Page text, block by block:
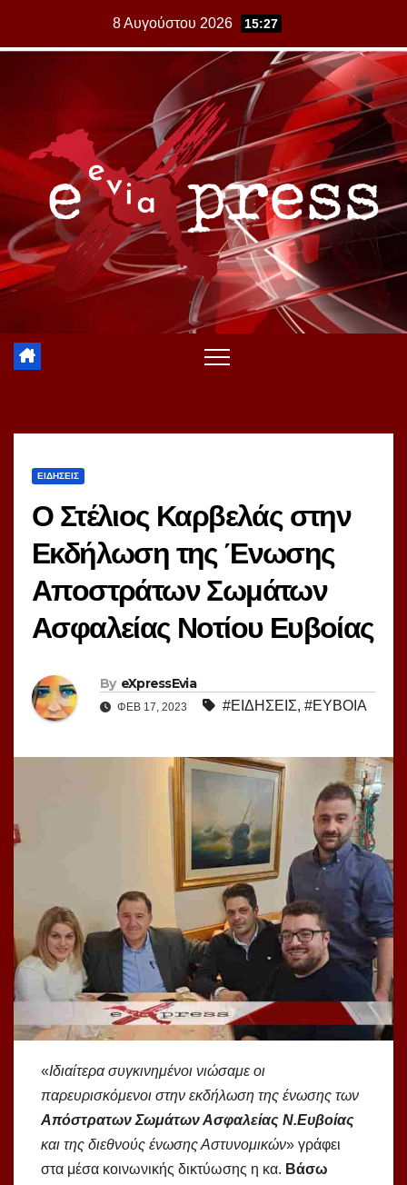
8 Αυγούστου 2026 15:27
ΕΙΔΗΣΕΙΣ
Ο Στέλιος Καρβελάς στην
Εκδήλωση της Ένωσης
Αποστράτων Σωμάτων
Ασφαλείας Νοτίου Ευβοίας
By eXpressEvia
ΦΕΒ 17, 2023 #ΕΙΔΗΣΕΙΣ, #ΕΥΒΟΙΑ
«Ιδιαίτερα συγκινημένοι νιώσαμε οι
παρευρισκόμενοι στην εκδήλωση της ένωσης των
Απόστρατων Σωμάτων Ασφαλείας Ν.Ευβοίας
και της διεθνούς ένωσης Αστυνομικών» γράφει
στα μέσα κοινωνικής δικτύωσης η κα. Βάσω